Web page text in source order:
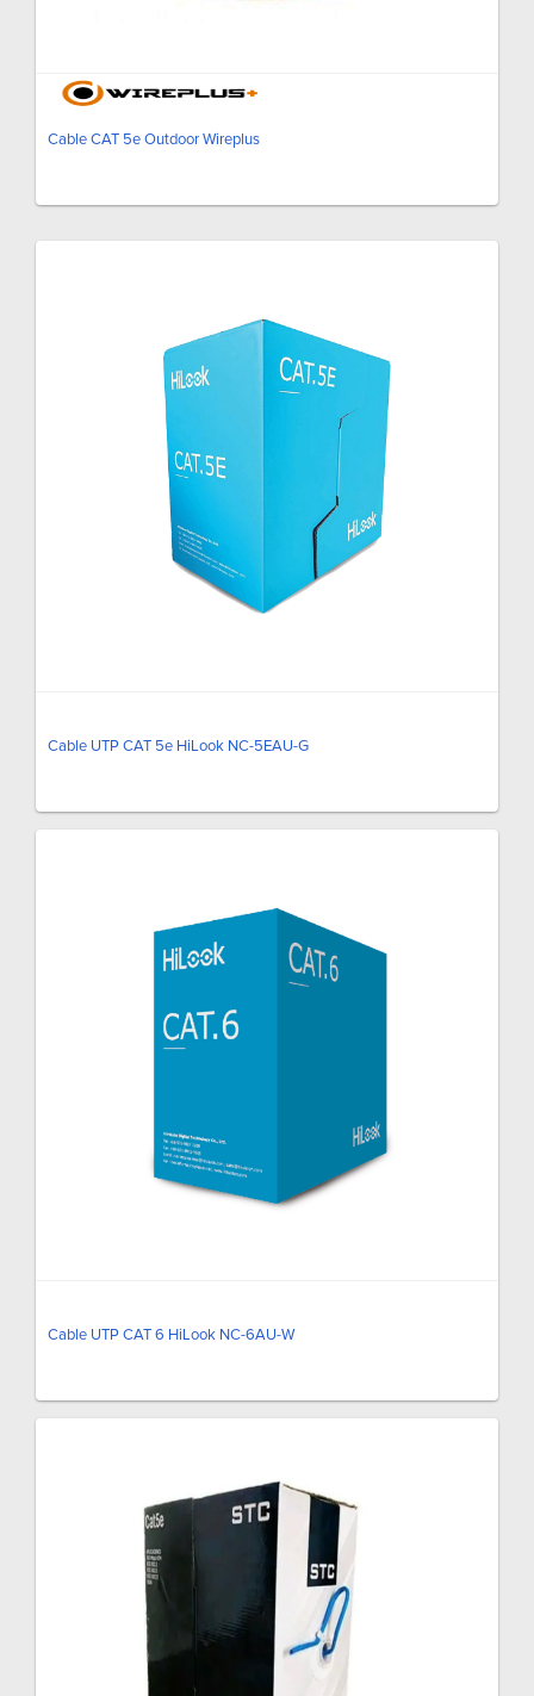
Cable CAT 5e Outdoor Wireplus
Cable UTP CAT 5e HiLook NC-5EAU-G
Cable UTP CAT 6 HiLook NC-6AU-W